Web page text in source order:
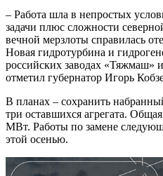
– Работа шла в непростых
задачи плюс сложности
вечной мерзлоты справилась
Новая гидротурбина и
российских заводах
отметил губернатор Игорь
В планах – сохранить
три оставшихся агрегата.
МВт. Работы по замене
этой осенью.